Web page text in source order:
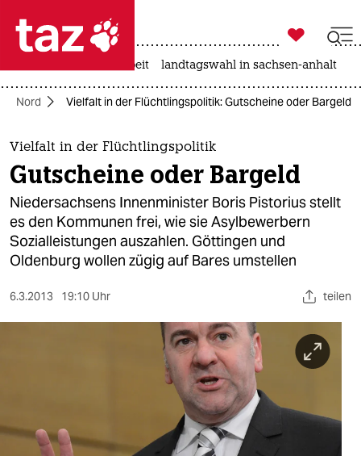
 taz zahl ich
taz zahl ich
themen
politik
öko
gesellschaft
kultur
sport
wahrheit

taz zahl ich
arbeit landtagswahl in sachsen-anhalt
Nord Vielfalt in der Flüchtlingspolitik: Gutscheine oder Bargeld
Vielfalt in der Flüchtlingspolitik
Gutscheine oder Bargeld
Niedersachsens Innenminister Boris Pistorius stellt
es den Kommunen frei, wie sie Asylbewerbern
Sozialleistungen auszahlen. Göttingen und
Oldenburg wollen zügig auf Bares umstellen
6.3.2013 19:10 Uhr teilen